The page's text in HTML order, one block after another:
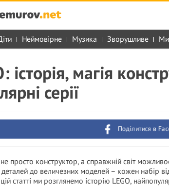
Неймовірне Музика Зворушливе
історія, магія
серії
Поділитися в
просто конструктор, а справжній світ
до величезних моделей – кожен набір
статті ми розглянемо історію LEGO,